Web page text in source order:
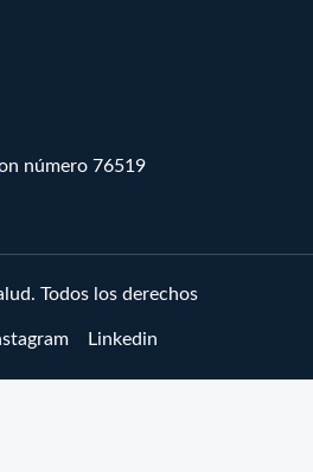
número 76519
Todos los derechos
Linkedin